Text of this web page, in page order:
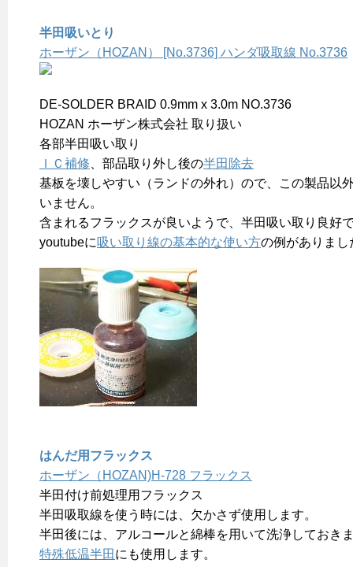
半田吸いとり
ホーザン（HOZAN） [No.3736] ハンダ吸取線 No.3736
DE-SOLDER BRAID 0.9mm x 3.0m NO.3736
HOZAN ホーザン株式会社 取り扱い
各部半田吸い取り
ＩＣ補修 、部品取り外し後の半田除去
基板を壊しやすい（ランドの外れ）ので、この製品以
いません。
含まれるフラックスが良いようで、半田吸い取り良好
youtubeに 吸い取り線の基本的な使い方の例がありまし
はんだ用フラックス
ホーザン（HOZAN)H-728 フラックス
半田付け前処理用フラックス
半田吸取線を使う時には、欠かさず使用します。
半田後には、アルコールと綿棒を用いて洗浄しておき
特殊低温半田 にも使用します。